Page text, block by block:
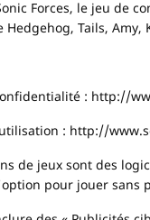
Forces, le jeu de
Hedgehog, Tails,
: http://
: http://
de jeux sont des
pour jouer sans